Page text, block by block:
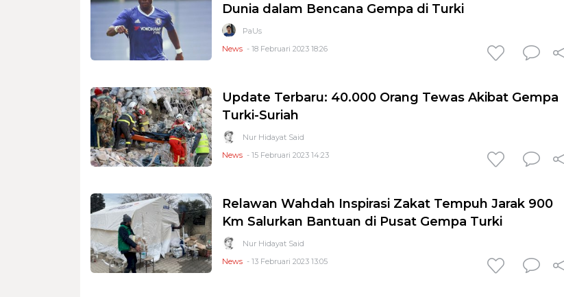
Dunia dalam Bencana Gempa di Turki
PaUs
News - 18 Februari 2023 18:26
Update Terbaru: 40.000 Orang Tewas Akibat Gempa
Turki-Suriah
Nur Hidayat Said
News - 15 Februari 2023 14:23
Relawan Wahdah Inspirasi Zakat Tempuh Jarak 900
Km Salurkan Bantuan di Pusat Gempa Turki
Nur Hidayat Said
News - 13 Februari 2023 13:05